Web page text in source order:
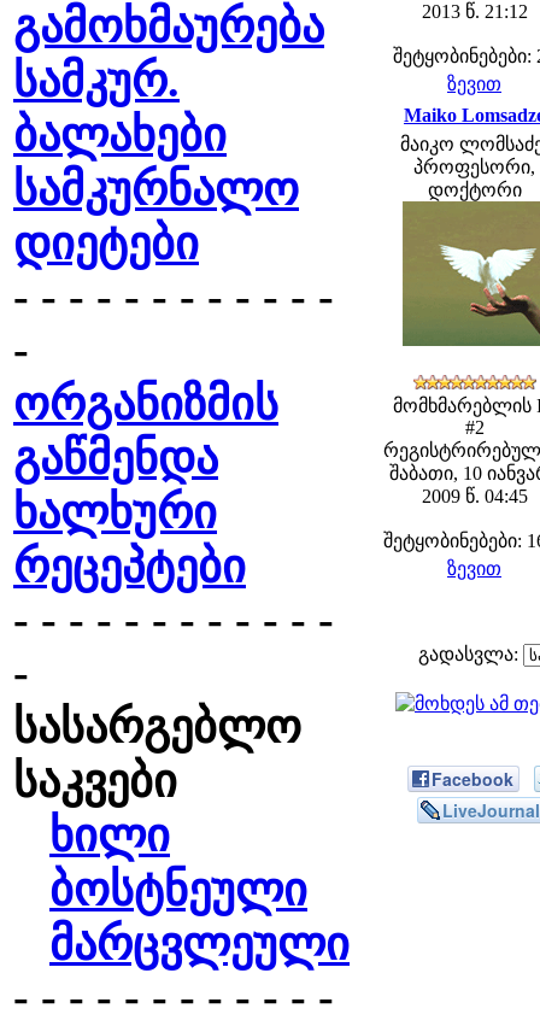
გამოხმაურება
სამკურ.
ბალახები
სამკურნალო
დიეტები
- - - - - - - - - - - -
-
ორგანიზმის
გაწმენდა
ხალხური
რეცეპტები
- - - - - - - - - - - -
-
სასარგებლო
საკვები
ხილი
ბოსტნეული
მარცვლეული
- - - - - - - - - - - -
2013 წ. 21:12
შეტყობინებები:
ზევით
Maiko
მაიკო
პროფესორი,
დოქტორი
მომხმარებლის
#2
შაბათი, 10
2009 წ. 04:45
შეტყობინებები:
ზევით
გადასვლა:
Facebook
LiveJournal